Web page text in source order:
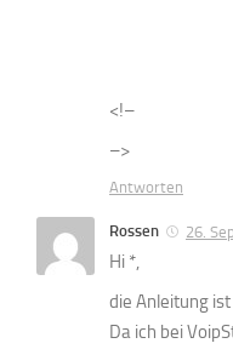
<!–
–>
Antworten
Rossen 26.
Hi *,
die Anleitung
Da ich bei